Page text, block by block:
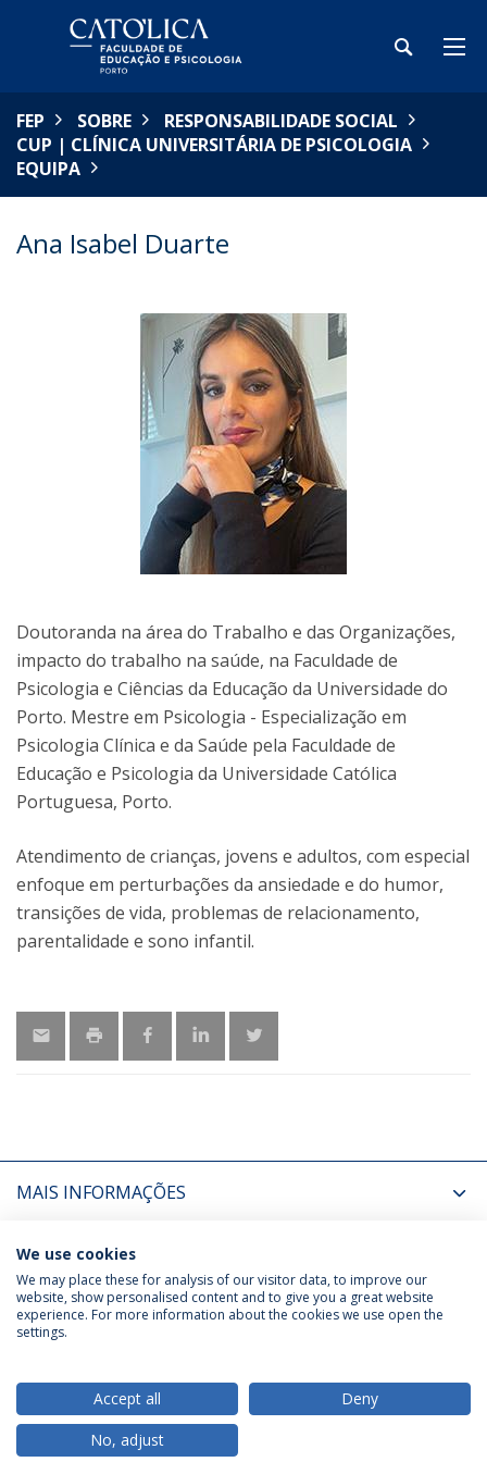
FEP SOBRE
RESPONSABILIDADE SOCIAL
CUP | CLÍNICA UNIVERSITÁRIA DE PSICOLOGIA
EQUIPA
Ana Isabel Duarte
Doutoranda na área do Trabalho e das Organizações,
impacto do trabalho na saúde, na Faculdade de
Psicologia e Ciências da Educação da Universidade do
Porto. Mestre em Psicologia - Especialização em
Psicologia Clínica e da Saúde pela Faculdade de
Educação e Psicologia da Universidade Católica
Portuguesa, Porto.
Atendimento de crianças, jovens e adultos, com especial
enfoque em perturbações da ansiedade e do humor,
transições de vida, problemas de relacionamento,
parentalidade e sono infantil.
MAIS INFORMAÇÕES
ÚLTIMAS NOTÍCIAS
Política de Privacidade
Termos & Condições
© 2026 Universidade Católica Portuguesa
We use cookies
We may place these for analysis of our visitor data, to improve our
website, show personalised content and to give you a great website
experience. For more information about the cookies we use open the
settings.
Accept all
Deny
No, adjust